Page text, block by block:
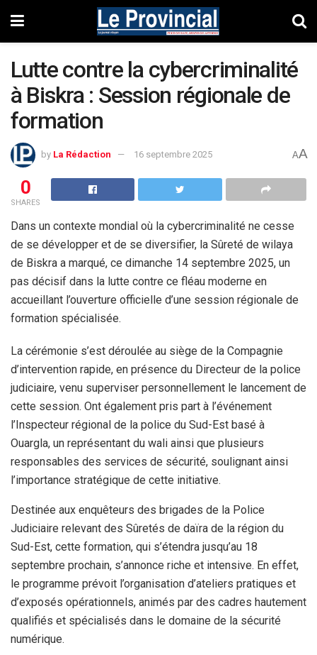
Lutte contre la cybercriminalité
à Biskra : Session régionale de
formation
by La Rédaction 16 septembre 2025 AA
0
SHARES
Dans un contexte mondial où la cybercriminalité ne cesse
de se développer et de se diversifier, la Sûreté de wilaya
de Biskra a marqué, ce dimanche 14 septembre 2025, un
pas décisif dans la lutte contre ce fléau moderne en
accueillant l’ouverture officielle d’une session régionale de
formation spécialisée.
La cérémonie s’est déroulée au siège de la Compagnie
d’intervention rapide, en présence du Directeur de la police
judiciaire, venu superviser personnellement le lancement de
cette session. Ont également pris part à l’événement
l’Inspecteur régional de la police du Sud-Est basé à
Ouargla, un représentant du wali ainsi que plusieurs
responsables des services de sécurité, soulignant ainsi
l’importance stratégique de cette initiative.
Destinée aux enquêteurs des brigades de la Police
Judiciaire relevant des Sûretés de daïra de la région du
Sud-Est, cette formation, qui s’étendra jusqu’au 18
septembre prochain, s’annonce riche et intensive. En effet,
le programme prévoit l’organisation d’ateliers pratiques et
d’exposés opérationnels, animés par des cadres hautement
qualifiés et spécialisés dans le domaine de la sécurité
numérique.